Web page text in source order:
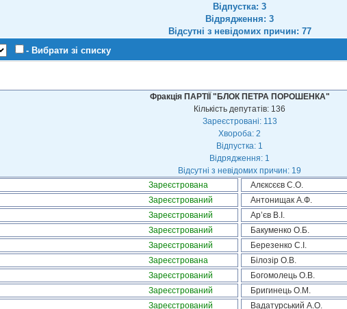
Відпустка: 3
Відрядження: 3
Відсутні з невідомих причин: 77
- Вибрати зі списку
Фракція ПАРТІЇ "БЛОК ПЕТРА ПОРОШЕНКА"
Кількість депутатів: 136
Зареєстровані: 113
Хвороба: 2
Відпустка: 1
Відрядження: 1
Відсутні з невідомих причин: 19
Зареєстрована Алєксєєв С.О.
Зареєстрований Антонищак А.Ф.
Зареєстрований Ар’єв В.І.
Зареєстрований Бакуменко О.Б.
Зареєстрований Березенко С.І.
Зареєстрована Білозір О.В.
Зареєстрований Богомолець О.В.
Зареєстрований Бригинець О.М.
Зареєстрований Вадатурський А.О.